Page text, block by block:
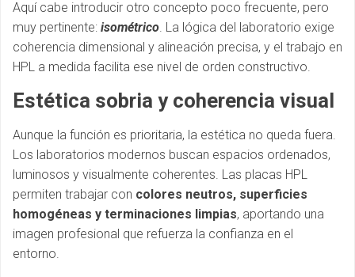
Aquí cabe introducir otro concepto poco frecuente, pero
muy pertinente: isométrico. La lógica del laboratorio exige
coherencia dimensional y alineación precisa, y el trabajo en
HPL a medida facilita ese nivel de orden constructivo.
Estética sobria y coherencia visual
Aunque la función es prioritaria, la estética no queda fuera.
Los laboratorios modernos buscan espacios ordenados,
luminosos y visualmente coherentes. Las placas HPL
permiten trabajar con colores neutros, superficies
homogéneas y terminaciones limpias, aportando una
imagen profesional que refuerza la confianza en el
entorno.